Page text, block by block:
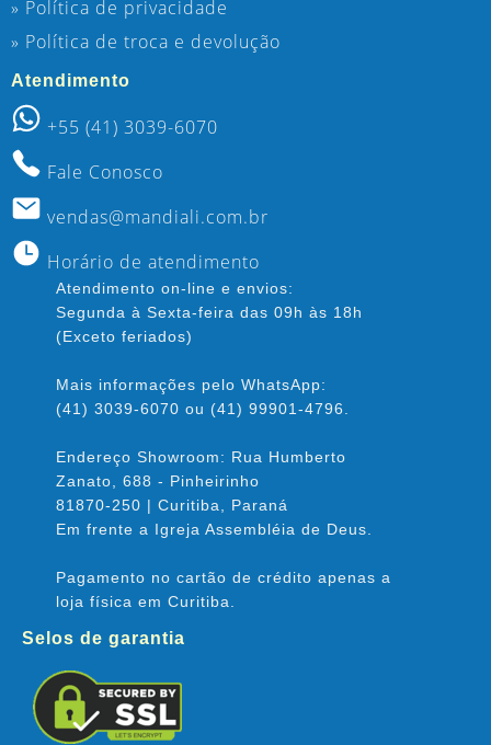
» Política de privacidade
» Política de troca e devolução
Atendimento
+55 (41) 3039-6070
Fale Conosco
vendas@mandiali.com.br
Horário de atendimento
Atendimento on-line e envios:
Segunda à Sexta-feira das 09h às 18h
(Exceto feriados)
Mais informações pelo WhatsApp:
(41) 3039-6070 ou (41) 99901-4796.
Endereço Showroom: Rua Humberto
Zanato, 688 - Pinheirinho
81870-250 | Curitiba, Paraná
Em frente a Igreja Assembléia de Deus.
Pagamento no cartão de crédito apenas a
loja física em Curitiba.
Selos de garantia